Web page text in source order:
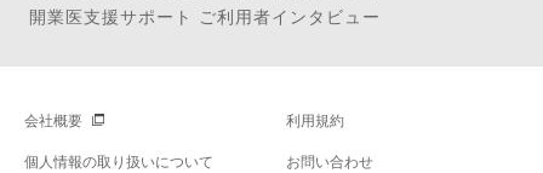
開業医支援サポート ご利用者インタビュー
会社概要 利用規約
個人情報の取り扱いについて お問い合わせ